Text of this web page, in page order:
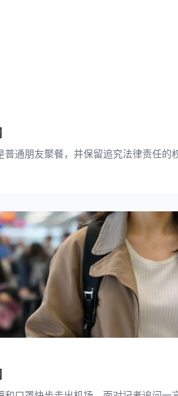
通朋友聚餐，并保留追究法律责任的